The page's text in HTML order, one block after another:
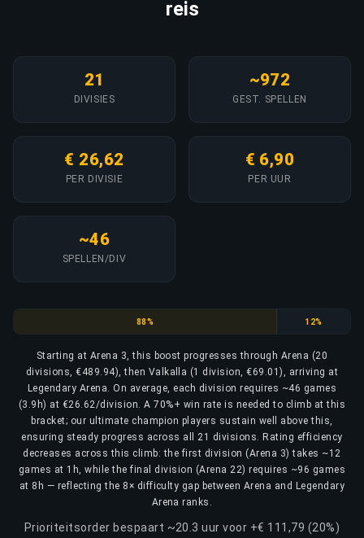
reis
21
DIVISIES
~972
GEST. SPELLEN
€ 26,62
PER DIVISIE
€ 6,90
PER UUR
~46
SPELLEN/DIV
Arena
88% Valkalla
12%
Starting at Arena 3, this boost progresses through Arena (20
divisions, €489.94), then Valkalla (1 division, €69.01), arriving at
Legendary Arena. On average, each division requires ~46 games
(3.9h) at €26.62/division. A 70%+ win rate is needed to climb at this
bracket; our ultimate champion players sustain well above this,
ensuring steady progress across all 21 divisions. Rating efficiency
decreases across this climb: the first division (Arena 3) takes ~12
games at 1h, while the final division (Arena 22) requires ~96 games
at 8h — reflecting the 8× difficulty gap between Arena and Legendary
Arena ranks.
Prioriteitsorder bespaart ~20.3 uur voor +€ 111,79 (20%)